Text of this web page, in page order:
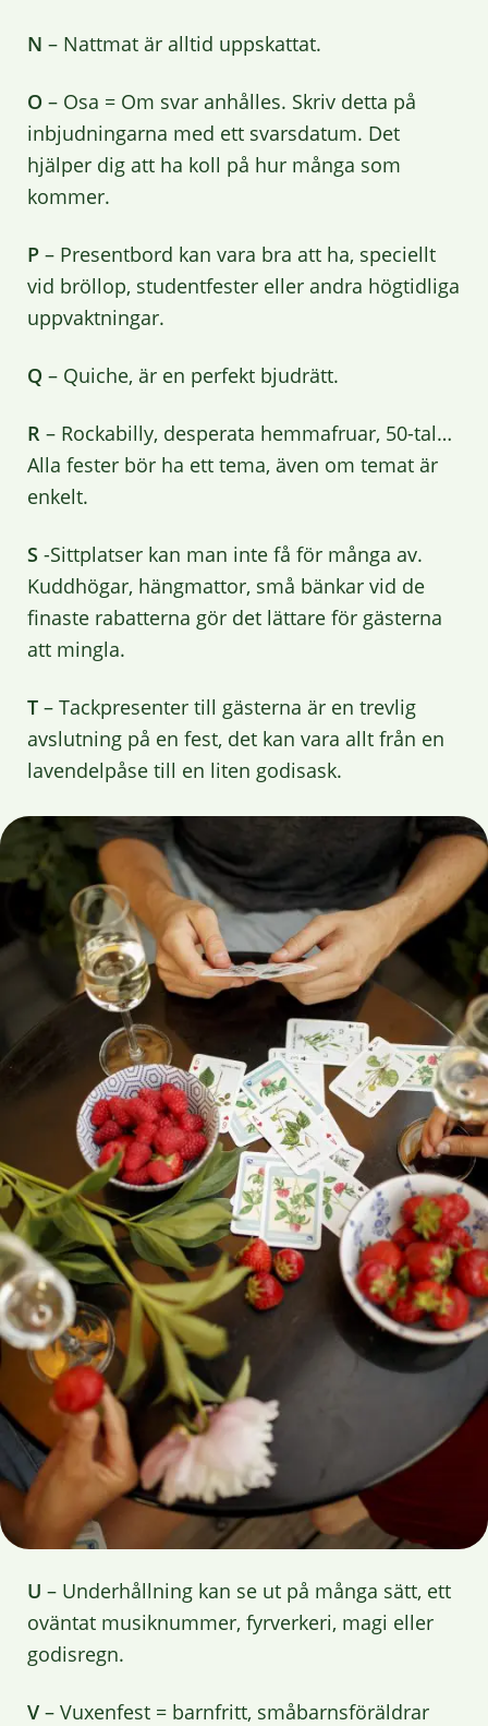
N – Nattmat är alltid uppskattat.
O – Osa = Om svar anhålles. Skriv detta på
inbjudningarna med ett svarsdatum. Det
hjälper dig att ha koll på hur många som
kommer.
P – Presentbord kan vara bra att ha, speciellt
vid bröllop, studentfester eller andra högtidliga
uppvaktningar.
Q – Quiche, är en perfekt bjudrätt.
R – Rockabilly, desperata hemmafruar, 50-tal…
Alla fester bör ha ett tema, även om temat är
enkelt.
S -Sittplatser kan man inte få för många av.
Kuddhögar, hängmattor, små bänkar vid de
finaste rabatterna gör det lättare för gästerna
att mingla.
T – Tackpresenter till gästerna är en trevlig
avslutning på en fest, det kan vara allt från en
lavendelpåse till en liten godisask.
U – Underhållning kan se ut på många sätt, ett
oväntat musiknummer, fyrverkeri, magi eller
godisregn.
V – Vuxenfest = barnfritt, småbarnsföräldrar